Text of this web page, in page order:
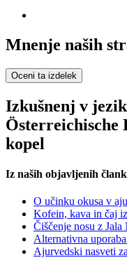
Mnenje naših
Oceni ta izdelek
Izkušnenj v
Österreichische
kopel
Iz naših objavljenih
O učinku okusa v
Kofein, kava in čaj
Čiščenje nosu z Jala
Alternativna
Ajurvedski nasveti